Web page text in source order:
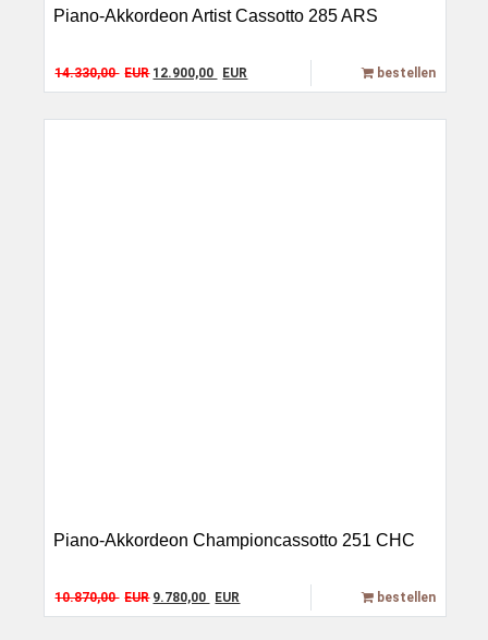
Piano-Akkordeon Artist Cassotto 285 ARS
14.330,00 EUR Original price was: 14.330,00 EUR.
12.900,00 EUR Current price is: 12.900,00 EUR.
bestellen
Piano-Akkordeon Championcassotto 251 CHC
10.870,00 EUR Original price was: 10.870,00 EUR.
9.780,00 EUR Current price is: 9.780,00 EUR.
bestellen